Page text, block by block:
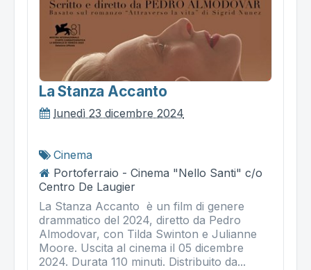
La Stanza Accanto
lunedì 23 dicembre 2024
Cinema
Portoferraio - Cinema "Nello Santi" c/o
Centro De Laugier
La Stanza Accanto è un film di genere
drammatico del 2024, diretto da Pedro
Almodovar, con Tilda Swinton e Julianne
Moore. Uscita al cinema il 05 dicembre
2024. Durata 110 minuti. Distribuito da...